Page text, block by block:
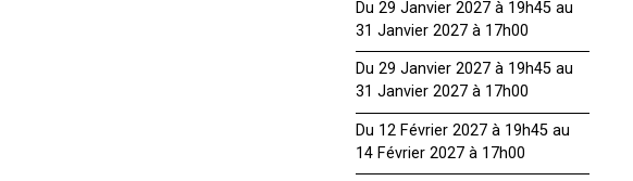
Du 29 Janvier 2027 à 19h45 au
31 Janvier 2027 à 17h00
Du 29 Janvier 2027 à 19h45 au
31 Janvier 2027 à 17h00
Du 12 Février 2027 à 19h45 au
14 Février 2027 à 17h00